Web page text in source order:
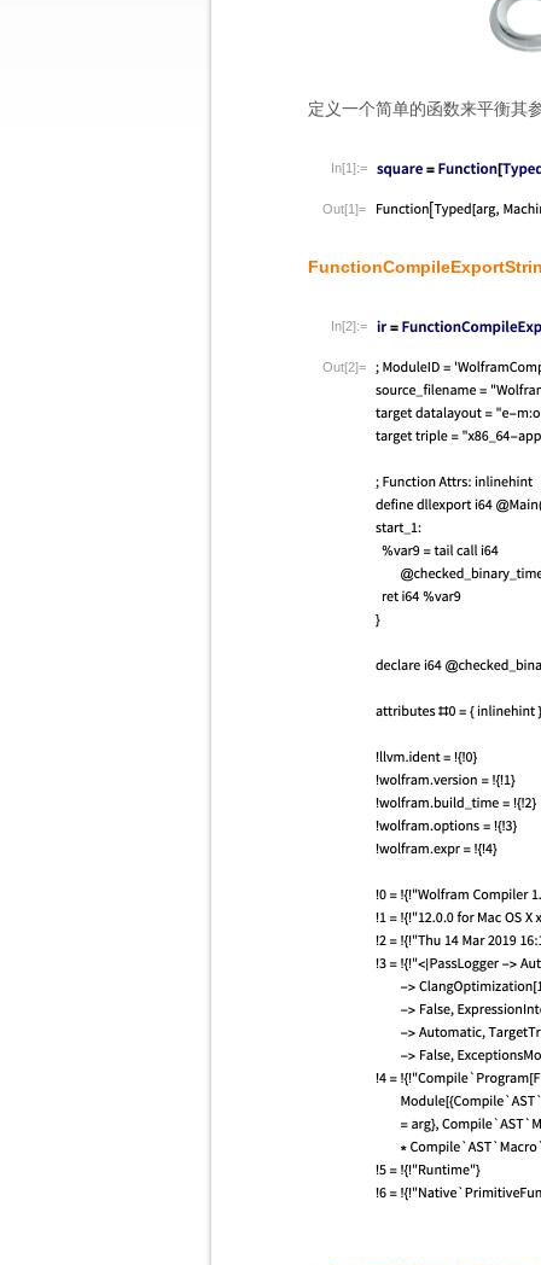
定义一个简单的函数来平衡其
In[1]:=
Out[1]=
In[2]:=
Out[2]=